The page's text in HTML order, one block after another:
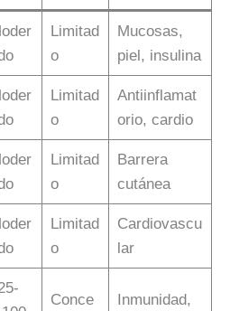
Limitad
o
Mucosas,
piel, insulina
Limitad
o
Antiinflamat
orio, cardio
Limitad
o
Barrera
cutánea
Limitad
o
Cardiovascu
lar
Conce Inmunidad,